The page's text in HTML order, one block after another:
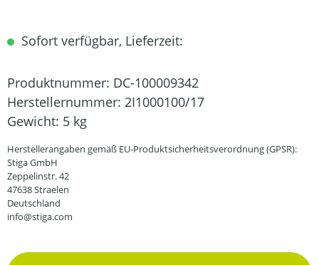
Sofort verfügbar, Lieferzeit:
Produktnummer: DC-100009342
Herstellernummer: 2I1000100/17
Gewicht: 5 kg
Herstellerangaben gemäß EU-Produktsicherheitsverordnung (GPSR):
Stiga GmbH
Zeppelinstr. 42
47638 Straelen
Deutschland
info@stiga.com